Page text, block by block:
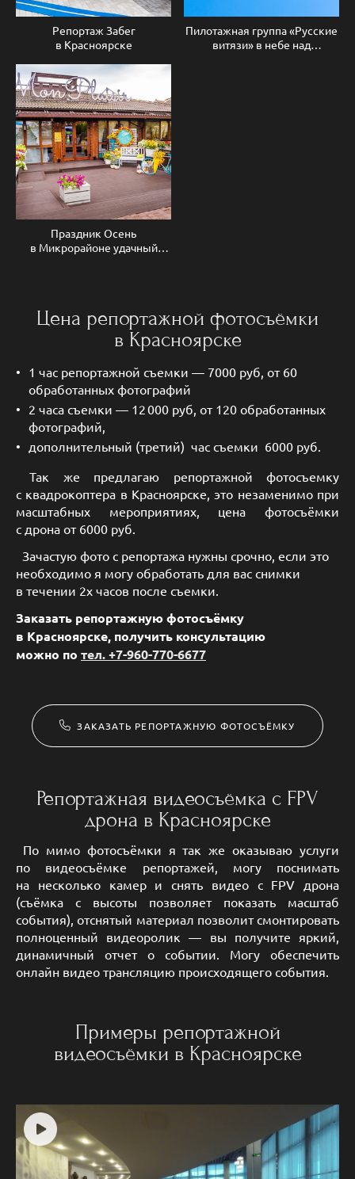
Репортаж Забег
в Красноярске
Пилотажная группа «Русские
витязи» в небе над
Праздник Осень
в Микрорайоне удачный
Цена репортажной фотосъёмки
в Красноярске
1 час репортажной съемки — 7000 руб, от 60
обработанных фотографий
2 часа съемки — 12 000 руб, от 120 обработанных
фотографий,
дополнительный (третий) час съемки 6000 руб.
Так же предлагаю репортажной фотосъемку
с квадрокоптера в Красноярске, это незаменимо при
масштабных мероприятиях, цена фотосъёмки
с дрона от 6000 руб.
Зачастую фото с репортажа нужны срочно, если это
необходимо я могу обработать для вас снимки
в течении 2х часов после съемки.
Заказать репортажную фотосъёмку
в Красноярске, получить консультацию
можно по тел. +7-960-770-6677
ЗАКАЗАТЬ РЕПОРТАЖНУЮ ФОТОСЪЁМКУ
Репортажная видеосъёмка с FPV
дрона в Красноярске
По мимо фотосъёмки я так же оказываю услуги
по видеосъёмке репортажей, могу поснимать
на несколько камер и снять видео с FPV дрона
(съёмка с высоты позволяет показать масштаб
события), отснятый материал позволит смонтировать
полноценный видеоролик — вы получите яркий,
динамичный отчет о событии. Могу обеспечить
онлайн видео трансляцию происходящего события.
Примеры репортажной
видеосъёмки в Красноярске